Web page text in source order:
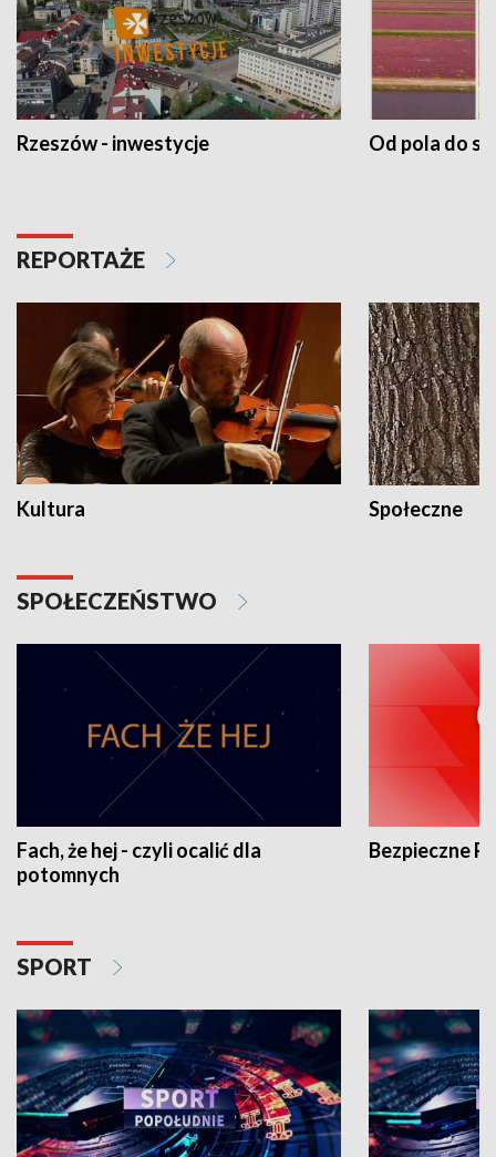
Rzeszów - inwestycje Od pola do
REPORTAŻE
Kultura Społeczne
SPOŁECZEŃSTWO
Fach, że hej - czyli ocalić dla
potomnych
Bezpieczne
SPORT